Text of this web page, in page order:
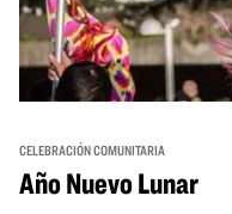
CELEBRACIÓN COMUNITARIA
Año Nuevo Lunar